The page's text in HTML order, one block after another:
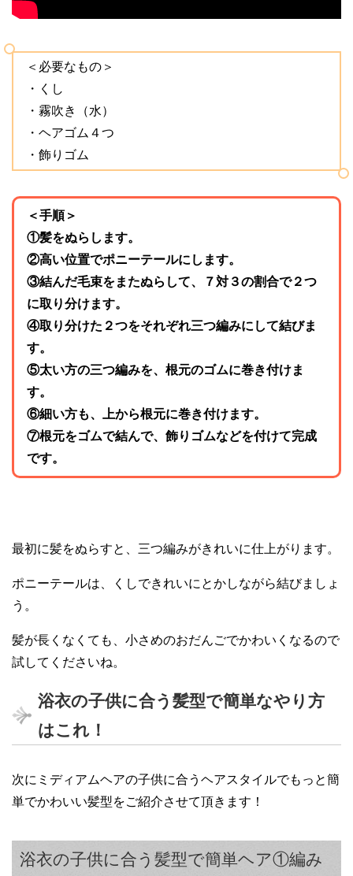
＜必要なもの＞
・くし
・霧吹き（水）
・ヘアゴム４つ
・飾りゴム
＜手順＞
①髪をぬらします。
②高い位置でポニーテールにします。
③結んだ毛束をまたぬらして、７対３の割合で２つ
に取り分けます。
④取り分けた２つをそれぞれ三つ編みにして結びま
す。
⑤太い方の三つ編みを、根元のゴムに巻き付けま
す。
⑥細い方も、上から根元に巻き付けます。
⑦根元をゴムで結んで、飾りゴムなどを付けて完成
です。
最初に髪をぬらすと、三つ編みがきれいに仕上がります。
ポニーテールは、くしできれいにとかしながら結びましょ
う。
髪が長くなくても、小さめのおだんごでかわいくなるので
試してくださいね。
浴衣の子供に合う髪型で簡単なやり方
はこれ！
次にミディアムヘアの子供に合うヘアスタイルでもっと簡
単でかわいい髪型をご紹介させて頂きます！
浴衣の子供に合う髪型で簡単ヘア①編み